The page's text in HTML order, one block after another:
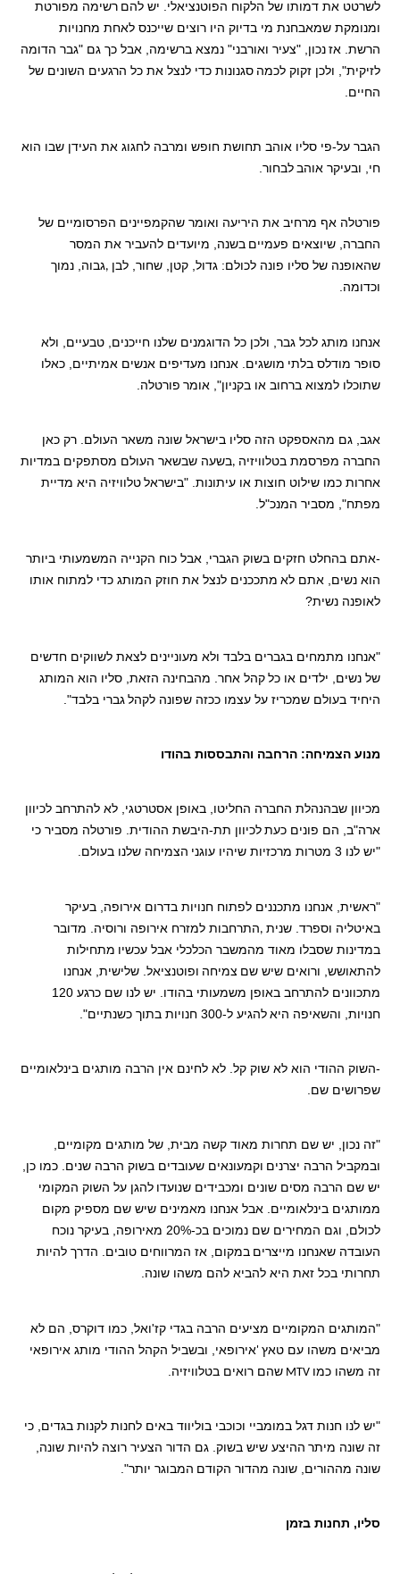
לשרטט את דמותו של הלקוח הפוטנציאלי. יש להם רשימה מפורטת
ומנומקת שמאבחנת מי בדיוק היו רוצים שייכנס לאחת מחנויות
הרשת. אז נכון, "צעיר ואורבני" נמצא ברשימה, אבל כך גם "גבר הדומה
לזיקית", ולכן זקוק לכמה סגנונות כדי לנצל את כל הרגעים השונים של
החיים.
הגבר על-פי סליו אוהב תחושת חופש ומרבה לחגוג את העידן שבו הוא
חי, ובעיקר אוהב לבחור.
פורטלה אף מרחיב את היריעה ואומר שהקמפיינים הפרסומיים של
החברה, שיוצאים פעמיים בשנה, מיועדים להעביר את המסר
שהאופנה של סליו פונה לכולם: גדול, קטן, שחור, לבן ,גבוה, נמוך
וכדומה.
אנחנו מותג לכל גבר, ולכן כל הדוגמנים שלנו חייכנים, טבעיים, ולא
סופר מודלס בלתי מושגים. אנחנו מעדיפים אנשים אמיתיים, כאלו
שתוכלו למצוא ברחוב או בקניון", אומר פורטלה.
אגב, גם מהאספקט הזה סליו בישראל שונה משאר העולם. רק כאן
החברה מפרסמת בטלוויזיה ,בשעה שבשאר העולם מסתפקים במדיות
אחרות כמו שילוט חוצות או עיתונות. "בישראל טלוויזיה היא מדיית
מפתח", מסביר המנכ"ל.
-אתם בהחלט חזקים בשוק הגברי, אבל כוח הקנייה המשמעותי ביותר
הוא נשים, אתם לא מתככנים לנצל את חוזק המותג כדי למתוח אותו
לאופנה נשית?
"אנחנו מתמחים בגברים בלבד ולא מעוניינים לצאת לשווקים חדשים
של נשים, ילדים או כל קהל אחר. מהבחינה הזאת, סליו הוא המותג
היחיד בעולם שמכריז על עצמו ככזה שפונה לקהל גברי בלבד".
מנוע הצמיחה: הרחבה והתבססות בהודו
מכיוון שבהנהלת החברה החליטו, באופן אסטרטגי, לא להתרחב לכיוון
ארה"ב, הם פונים כעת לכיוון תת-היבשת ההודית. פורטלה מסביר כי
"יש לנו 3 מטרות מרכזיות שיהיו עוגני
הצמיחה שלנו בעולם.
"ראשית, אנחנו מתכננים לפתוח חנויות בדרום אירופה, בעיקר
באיטליה וספרד. שנית ,התרחבות למזרח אירופה ורוסיה. מדובר
במדינות שסבלו מאוד מהמשבר הכלכלי אבל עכשיו מתחילות
להתאושש, ורואים שיש שם צמיחה ופוטנציאל. שלישית, אנחנו
מתכוונים להתרחב באופן משמעותי בהודו. יש לנו שם כרגע 120
חנויות, והשאיפה היא להגיע ל-300 חנויות בתוך כשנתיים".
-השוק ההודי הוא לא שוק קל. לא לחינם אין הרבה מותגים בינלאומיים
שפרושים שם.
"זה נכון, יש שם תחרות מאוד קשה מבית, של מותגים מקומיים,
ובמקביל הרבה יצרנים וקמעונאים שעובדים בשוק הרבה שנים. כמו כן,
יש שם הרבה מסים שונים ומכבידים שנועדו להגן על השוק המקומי
ממותגים בינלאומיים. אבל אנחנו מאמינים שיש שם מספיק מקום
לכולם, וגם המחירים שם נמוכים בכ-20% מאירופה, בעיקר נוכח
העובדה שאנחנו מייצרים במקום, אז המרווחים טובים. הדרך להיות
תחרותי בכל זאת היא להביא להם משהו שונה.
"המותגים המקומיים מציעים הרבה בגדי קז'ואל, כמו דוקרס, הם לא
מביאים משהו עם טאץ 'אירופאי, ובשביל הקהל ההודי מותג אירופאי
זה משהו כמו MTVשהם רואים בטלוויזיה.
"יש לנו חנות דגל במומביי וכוכבי בוליווד באים לחנות לקנות בגדים, כי
זה שונה מיתר ההיצע שיש בשוק. גם הדור הצעיר רוצה להיות שונה,
שונה מההורים, שונה מהדור הקודם המבוגר יותר".
סליו, תחנות בזמן